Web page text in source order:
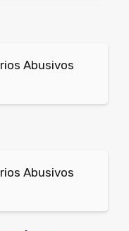
Abusivos
Abusivos